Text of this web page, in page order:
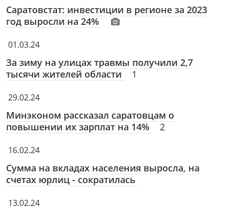
Саратовстат: инвестиции в регионе за 2023
год выросли на 24%
01.03.24
За зиму на улицах травмы получили 2,7
тысячи жителей области
1
29.02.24
Минэконом рассказал саратовцам о
повышении их зарплат на 14%
2
16.02.24
Сумма на вкладах населения выросла, на
счетах юрлиц - сократилась
13.02.24